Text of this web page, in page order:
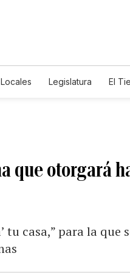
Locales Legislatura El
que otorgará
tu casa,” para la que